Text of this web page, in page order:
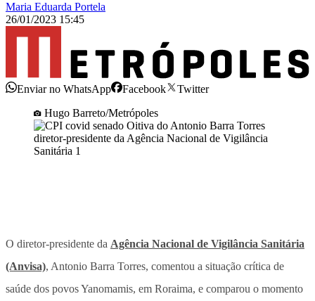
Maria Eduarda Portela
26/01/2023 15:45
Enviar no WhatsApp Facebook
Twitter
Hugo Barreto/Metrópoles
O diretor-presidente da Agência Nacional de Vigilância Sanitária
(Anvisa), Antonio Barra Torres, comentou a situação crítica de
saúde dos povos Yanomamis, em Roraima, e comparou o momento